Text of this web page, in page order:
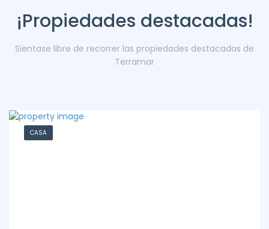
¡Propiedades destacadas!
Sientase libre de recorrer las propiedades destacadas de
Terramar
CASA